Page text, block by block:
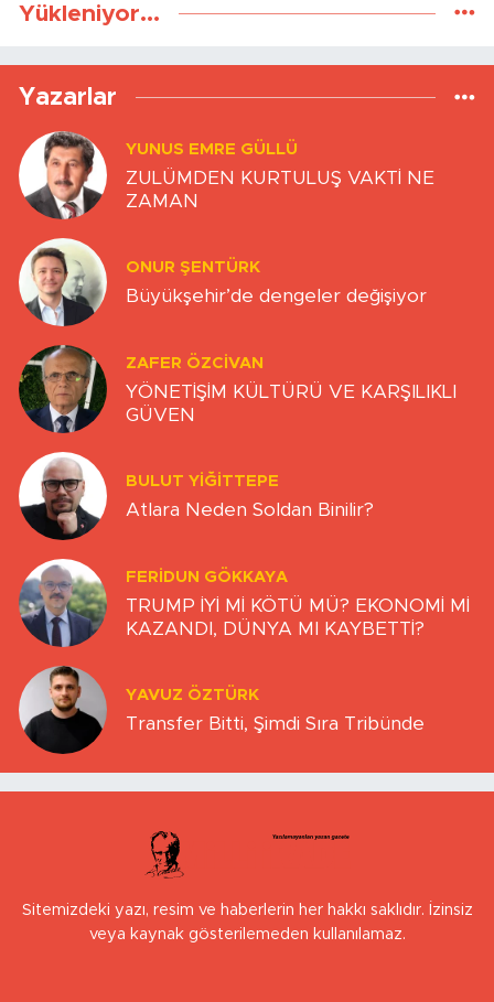
Yükleniyor...
Yazarlar
YUNUS EMRE GÜLLÜ
ZULÜMDEN KURTULUŞ VAKTİ NE
ZAMAN
ONUR ŞENTÜRK
Büyükşehir’de dengeler değişiyor
ZAFER ÖZCIVAN
YÖNETİŞİM KÜLTÜRÜ VE KARŞILIKLI
GÜVEN
BULUT YİĞİTTEPE
Atlara Neden Soldan Binilir?
FERIDUN GÖKKAYA
TRUMP İYİ Mİ KÖTÜ MÜ? EKONOMİ Mİ
KAZANDI, DÜNYA MI KAYBETTİ?
YAVUZ ÖZTÜRK
Transfer Bitti, Şimdi Sıra Tribünde
Sitemizdeki yazı, resim ve haberlerin her hakkı saklıdır. İzinsiz
veya kaynak gösterilemeden kullanılamaz.